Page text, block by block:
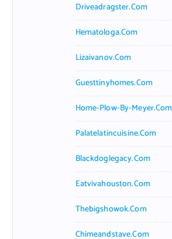
Driveadragster.com
Hematologa.com
Lizaivanov.com
Guesttinyhomes.com
Home-Plow-By-Meyer.com
Palatelatincuisine.com
Blackdoglegacy.com
Eatvivahouston.com
Thebigshowok.com
Chimeandstave.com